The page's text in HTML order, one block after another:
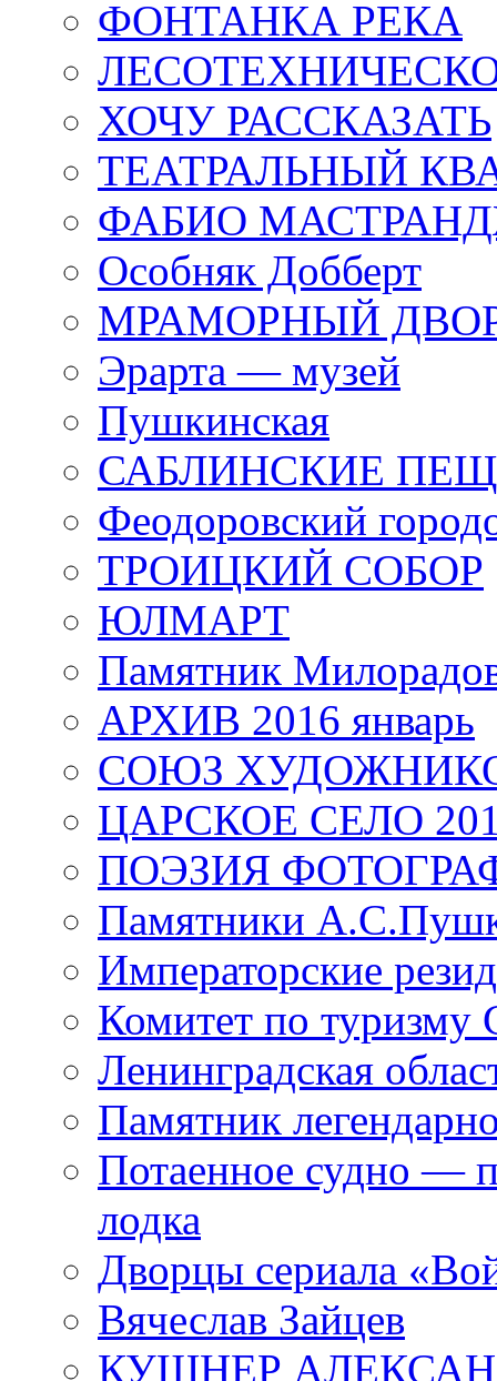
ФОНТАНКА РЕКА
ХОЧУ РАССКАЗАТЬ
ТЕАТРАЛЬНЫЙ
ФАБИО
Особняк Добберт
МРАМОРНЫЙ
Эрарта — музей
Пушкинская
САБЛИНСКИЕ
Феодоровский
ТРОИЦКИЙ СОБОР
ЮЛМАРТ
Памятник
АРХИВ 2016 январь
СОЮЗ
ЦАРСКОЕ СЕЛО
ПОЭЗИЯ
Памятники
Императорские
Комитет по туризму
Ленинградская
Памятник
Потаенное судно —
лодка
Дворцы сериала
Вячеслав Зайцев
КУШНЕР